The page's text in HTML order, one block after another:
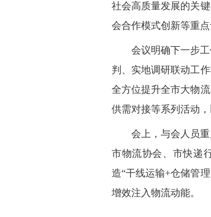
社会高质量发展的关
会合作模式创新等重
会议明确下一步
判、实地调研联动工
全方位提升全市大物
供需对接等系列活动
会上，与会人员
市物流协会、市快递
造“干线运输+仓储管
增效注入物流动能。